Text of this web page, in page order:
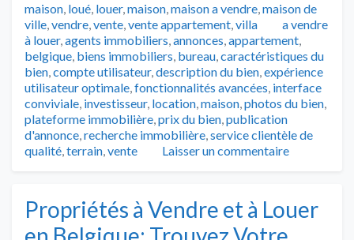
maison, loué, louer,maison,maison a vendre,maison de
ville,vendre,vente,vente appartement,villa Tags
a vendre
à louer,agents immobiliers,annonces,appartement,
belgique, biens immobiliers, bureau,caractéristiques du
bien,compte utilisateur,description du bien,expérience
utilisateur optimale,fonctionnalités avancées, interface
conviviale, investisseur, location,maison,photos du bien,
plateforme immobilière,prix du bien,publication
d'annonce,recherche immobilière,service clientèle de
qualité,terrain,vente Laisser un commentaire
Propriétés à Vendre et à Louer